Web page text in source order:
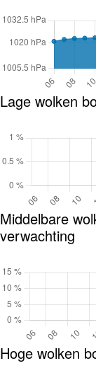
Lage wolken
Middelbare
verwachting
Hoge wolken